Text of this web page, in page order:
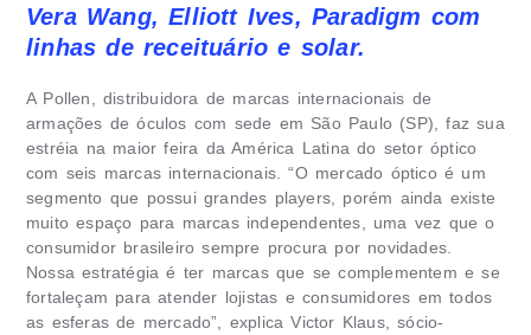
Vera Wang, Elliott Ives, Paradigm com
linhas de receituário e solar.
A Pollen, distribuidora de marcas internacionais de
armações de óculos com sede em São Paulo (SP), faz sua
estréia na maior feira da América Latina do setor óptico
com seis marcas internacionais. “O mercado óptico é um
segmento que possui grandes players, porém ainda existe
muito espaço para marcas independentes, uma vez que o
consumidor brasileiro sempre procura por novidades.
Nossa estratégia é ter marcas que se complementem e se
fortaleçam para atender lojistas e consumidores em todos
as esferas de mercado”, explica Victor Klaus, sócio-